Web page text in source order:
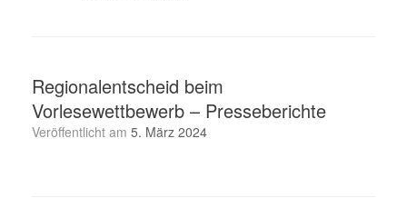
Regionalentscheid beim
Vorlesewettbewerb – Presseberichte
Veröffentlicht am 5. März 2024